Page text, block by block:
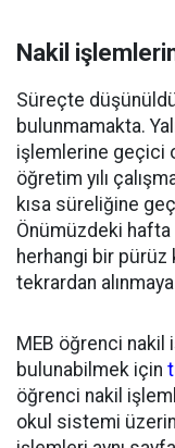
Nakil
Süreçte
bulunmamakta.
işlemlerine geçici
öğretim yılı
kısa süreliğine
Önümüzdeki
herhangi bir
tekrardan
MEB öğrenci
bulunabilmek için
öğrenci nakil
okul sistemi